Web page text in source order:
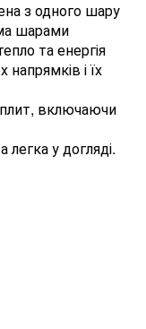
​​з одного шару
шарами
та енергія
напрямків і їх
плит, включаючи
легка у догляді.